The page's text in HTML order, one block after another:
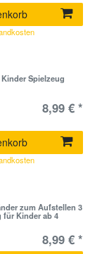
Spielzeug
8,99 € *
zum Aufstellen 3
für Kinder ab 4
8,99 € *